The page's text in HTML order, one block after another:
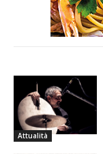
Attualità